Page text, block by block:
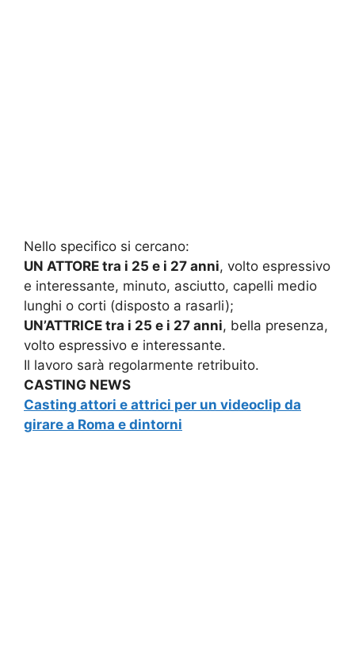
Nello specifico si cercano:
UN ATTORE tra i 25 e i 27 anni, volto espressivo
e interessante, minuto, asciutto, capelli medio
lunghi o corti (disposto a rasarli);
UN’ATTRICE tra i 25 e i 27 anni, bella presenza,
volto espressivo e interessante.
Il lavoro sarà regolarmente retribuito.
CASTING NEWS
Casting attori e attrici per un videoclip da
girare a Roma e dintorni